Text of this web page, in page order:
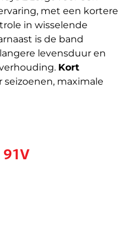
met een kortere
in wisselende
is de band
levensduur en
Kort
seizoenen, maximale